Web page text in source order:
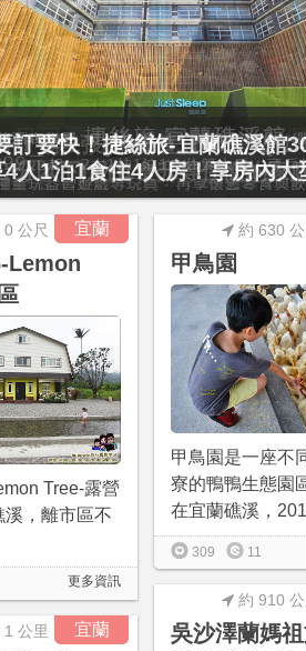
訂要快！捷絲旅-宜蘭礁溪館
人1泊1食住4人房！享房內
宜蘭
Lemon
0 公尺
Tree-露營
溪，離市區不
更多資訊
甲鳥園
約 630 公
甲鳥園是一座不
寮的鴨鴨生態園
在宜蘭礁溪，
309 11
吳沙澤蘭媽
約 910 公
宜蘭
1 公里